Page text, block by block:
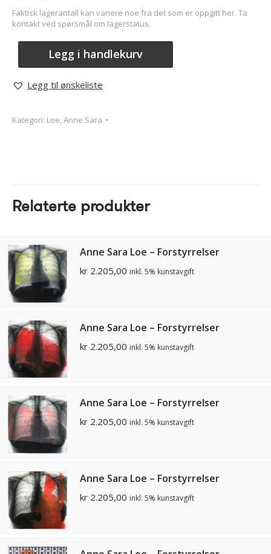
Faktisk lagerantall kan variere noe fra det som er oppgitt her. Ta
kontakt ved spørsmål om lagerstatus.
Legg i handlekurv
Legg til ønskeliste
Kategori: Loe, Anne Sara
Relaterte produkter
Anne Sara Loe – Forstyrrelser
kr 2.205,00 inkl. 5% kunstavgift
Anne Sara Loe – Forstyrrelser
kr 2.205,00 inkl. 5% kunstavgift
Anne Sara Loe – Forstyrrelser
kr 2.205,00 inkl. 5% kunstavgift
Anne Sara Loe – Forstyrrelser
kr 2.205,00 inkl. 5% kunstavgift